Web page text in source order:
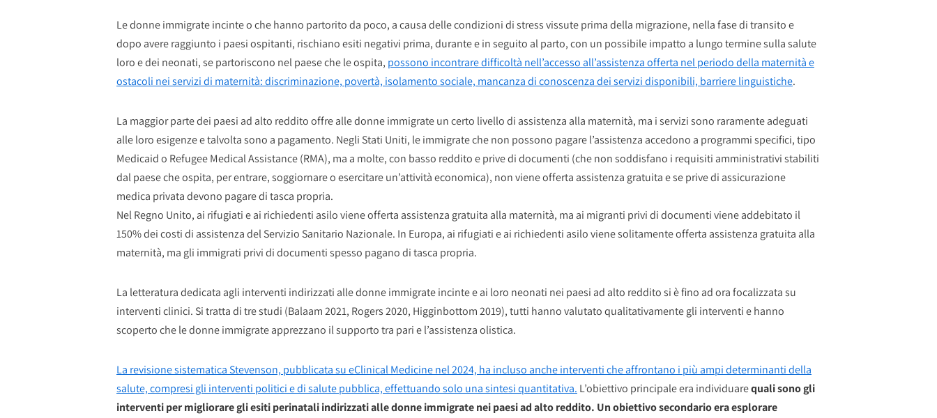
Le donne immigrate incinte o che hanno partorito da poco, a causa delle condizioni di stress vissute prima della migrazione, nella fase di transito e
dopo avere raggiunto i paesi ospitanti, rischiano esiti negativi prima, durante e in seguito al parto, con un possibile impatto a lungo termine sulla salute
loro e dei neonati, se partoriscono nel paese che le ospita, possono incontrare difficoltà nell’accesso all’assistenza offerta nel periodo della maternità e
ostacoli nei servizi di maternità: discriminazione, povertà, isolamento sociale, mancanza di conoscenza dei servizi disponibili, barriere linguistiche.
La maggior parte dei paesi ad alto reddito offre alle donne immigrate un certo livello di assistenza alla maternità, ma i servizi sono raramente adeguati
alle loro esigenze e talvolta sono a pagamento. Negli Stati Uniti, le immigrate che non possono pagare l’assistenza accedono a programmi specifici, tipo
Medicaid o Refugee Medical Assistance (RMA), ma a molte, con basso reddito e prive di documenti (che non soddisfano i requisiti amministrativi stabiliti
dal paese che ospita, per entrare, soggiornare o esercitare un’attività economica), non viene offerta assistenza gratuita e se prive di assicurazione
medica privata devono pagare di tasca propria.
Nel Regno Unito, ai rifugiati e ai richiedenti asilo viene offerta assistenza gratuita alla maternità, ma ai migranti privi di documenti viene addebitato il
150% dei costi di assistenza del Servizio Sanitario Nazionale. In Europa, ai rifugiati e ai richiedenti asilo viene solitamente offerta assistenza gratuita alla
maternità, ma gli immigrati privi di documenti spesso pagano di tasca propria.
La letteratura dedicata agli interventi indirizzati alle donne immigrate incinte e ai loro neonati nei paesi ad alto reddito si è fino ad ora focalizzata su
interventi clinici. Si tratta di tre studi (Balaam 2021, Rogers 2020, Higginbottom 2019), tutti hanno valutato qualitativamente gli interventi e hanno
scoperto che le donne immigrate apprezzano il supporto tra pari e l’assistenza olistica.
La revisione sistematica Stevenson, pubblicata su eClinical Medicine nel 2024, ha incluso anche interventi che affrontano i più ampi determinanti della
salute, compresi gli interventi politici e di salute pubblica, effettuando solo una sintesi quantitativa. L’obiettivo principale era individuarequali sono gli
interventi per migliorare gli esiti perinatali indirizzati alle donne immigrate nei paesi ad alto reddito. Un obiettivo secondario era esplorare